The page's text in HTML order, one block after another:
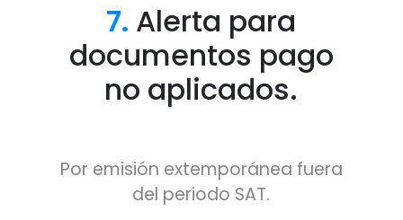
7. Alerta para
documentos pago
no aplicados.
Por emisión extemporánea fuera
del periodo SAT.